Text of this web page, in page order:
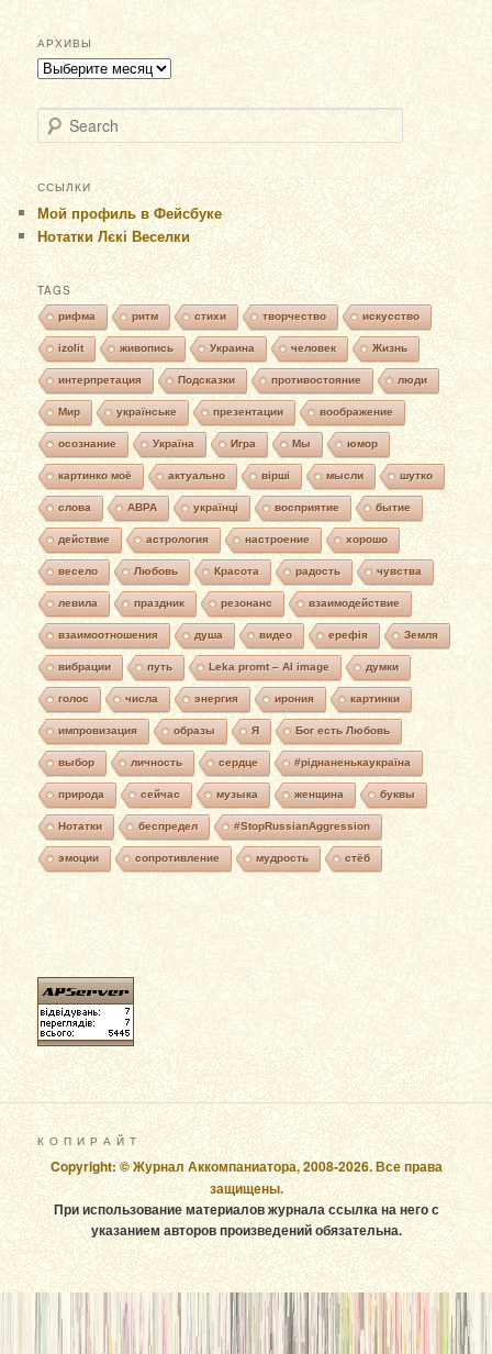
АРХИВЫ
Архивы
Search
ССЫЛКИ
Мой профиль в Фейсбуке
Нотатки Лєкі Веселки
TAGS
рифма ритм стихи творчество искусство
izolit живопись Украина человек Жизнь
интерпретация Подсказки противостояние люди
Мир українське презентации воображение
осознание Україна Игра Мы юмор
картинко моё актуально вірші мысли шутко
слова АВРА українці восприятие бытие
действие астрология настроение хорошо
весело Любовь Красота радость чувства
левила праздник резонанс взаимодействие
взаимоотношения душа видео ерефія Земля
вибрации путь Leka promt – AI image думки
голос числа энергия ирония картинки
импровизация образы Я Бог есть Любовь
выбор личность сердце #ріднаненькаукраїна
природа сейчас музыка женщина буквы
Нотатки беспредел #StopRussianAggression
эмоции сопротивление мудрость стёб
К О П И Р А Й Т
Copyright: © Журнал Аккомпаниатора, 2008-2026. Все права
защищены.
При использование материалов журнала ссылка на него с
указанием авторов произведений обязательна.